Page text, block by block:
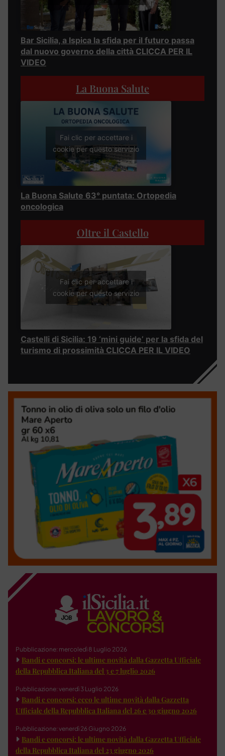
Bar Sicilia, a Ispica la sfida per il futuro passa
dal nuovo governo della città CLICCA PER IL
VIDEO
La Buona Salute
Fai clic per accettare i
cookie per questo servizio
La Buona Salute 63° puntata: Ortopedia
oncologica
Oltre il Castello
Fai clic per accettare i
cookie per questo servizio
Castelli di Sicilia: 19 ‘mini guide’ per la sfida del
turismo di prossimità CLICCA PER IL VIDEO
Pubblicazione: mercoledì 8 Luglio 2026
Bandi e concorsi: le ultime novità dalla Gazzetta Ufficiale
della Repubblica Italiana del 3 e 7 luglio 2026
Pubblicazione: venerdì 3 Luglio 2026
Bandi e concorsi: ecco le ultime novità dalla Gazzetta
Ufficiale della Repubblica Italiana del 26 e 30 giugno 2026
Pubblicazione: venerdì 26 Giugno 2026
Bandi e concorsi: le ultime novità dalla Gazzetta Ufficiale
della Repubblica Italiana del 23 giugno 2026